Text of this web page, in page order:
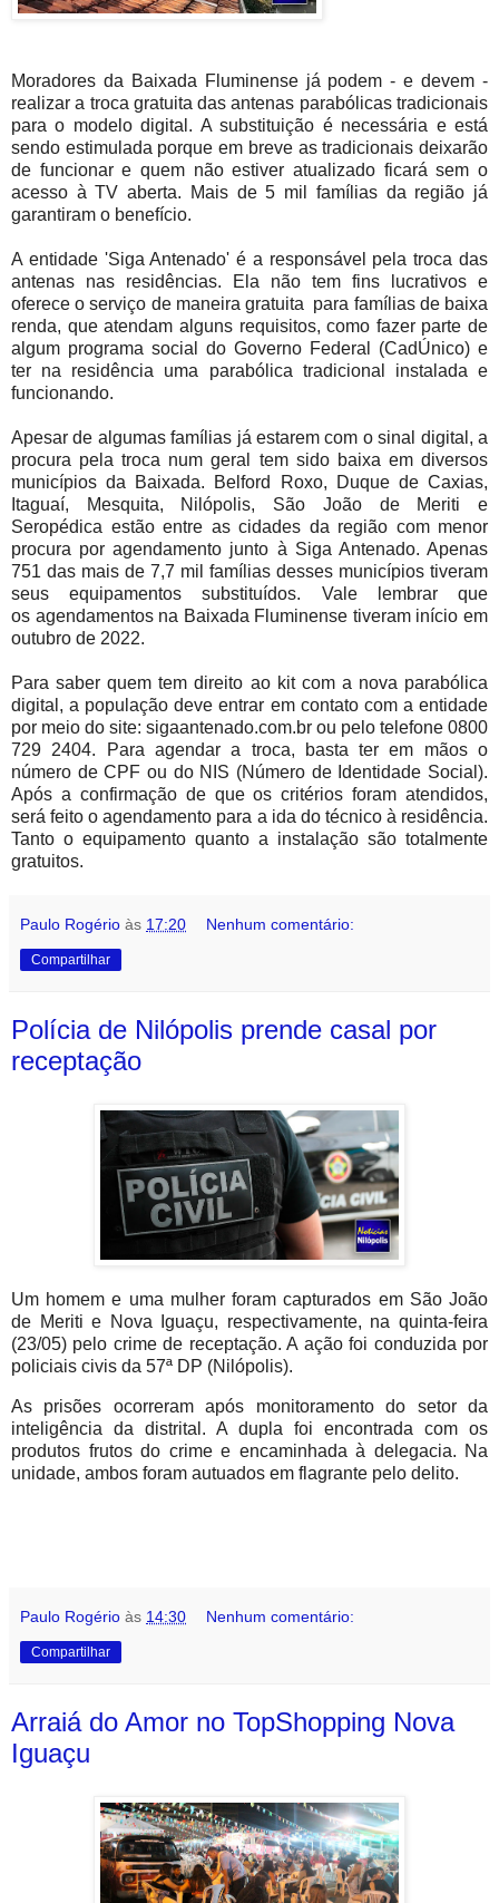
Moradores da Baixada Fluminense já podem - e devem -
realizar a troca gratuita das antenas parabólicas tradicionais
para o modelo digital. A substituição é necessária e está
sendo estimulada porque em breve as tradicionais deixarão
de funcionar e quem não estiver atualizado ficará sem o
acesso à TV aberta. Mais de 5 mil famílias da região já
garantiram o benefício.
A entidade 'Siga Antenado' é a responsável pela troca das
antenas nas residências. Ela não tem fins lucrativos e
oferece o serviço de maneira gratuita para famílias de baixa
renda, que atendam alguns requisitos, como fazer parte de
algum programa social do Governo Federal (CadÚnico) e
ter na residência uma parabólica tradicional instalada e
funcionando.
Apesar de algumas famílias já estarem com o sinal digital, a
procura pela troca num geral tem sido baixa em diversos
municípios da Baixada. Belford Roxo, Duque de Caxias,
Itaguaí, Mesquita, Nilópolis, São João de Meriti e
Seropédica estão entre as cidades da região com menor
procura por agendamento junto à Siga Antenado. Apenas
751 das mais de 7,7 mil famílias desses municípios tiveram
seus equipamentos substituídos. Vale lembrar que
os agendamentos na Baixada Fluminense tiveram início em
outubro de 2022.
Para saber quem tem direito ao kit com a nova parabólica
digital, a população deve entrar em contato com a entidade
por meio do site: sigaantenado.com.br ou pelo telefone 0800
729 2404. Para agendar a troca, basta ter em mãos o
número de CPF ou do NIS (Número de Identidade Social).
Após a confirmação de que os critérios foram atendidos,
será feito o agendamento para a ida do técnico à residência.
Tanto o equipamento quanto a instalação são totalmente
gratuitos.
Paulo Rogério às 17:20 Nenhum comentário:
Compartilhar
Polícia de Nilópolis prende casal por
receptação
Um homem e uma mulher foram capturados em São João
de Meriti e Nova Iguaçu, respectivamente, na quinta-feira
(23/05) pelo crime de receptação. A ação foi conduzida por
policiais civis da 57ª DP (Nilópolis).
As prisões ocorreram após monitoramento do setor da
inteligência da distrital. A dupla foi encontrada com os
produtos frutos do crime e encaminhada à delegacia. Na
unidade, ambos foram autuados em flagrante pelo delito.
Paulo Rogério às 14:30 Nenhum comentário:
Compartilhar
Arraiá do Amor no TopShopping Nova
Iguaçu